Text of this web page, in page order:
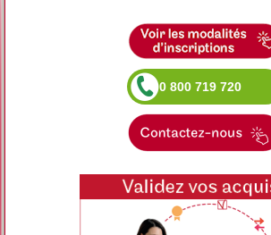
0 800 719 720